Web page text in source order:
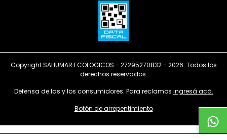
Copyright SAHUMAR ECOLOGICOS - 27295270832 - 2026. Todos los
derechos reservados.
Defensa de las y los consumidores. Para reclamos ingresá acá.
Botón de arrepentimiento